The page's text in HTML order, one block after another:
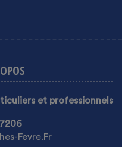
et professionnels
Fevre.fr